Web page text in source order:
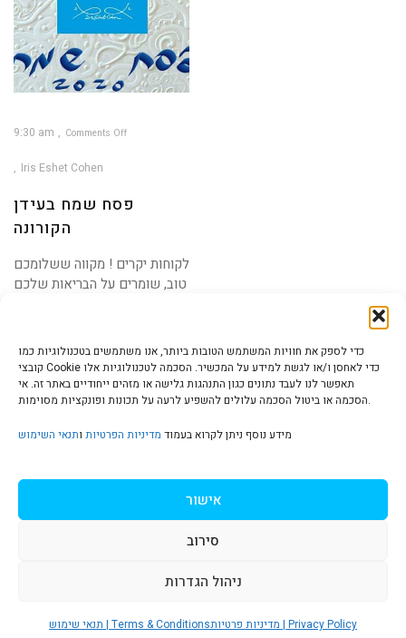
כדי לספק את חוויות המשתמש הטובות ביותר, אנו משתמשים בטכנולוגיות כמו
קובצי Cookie כדי לאחסן ו/או לגשת למידע על המכשיר. הסכמה לטכנולוגיות אלו
תאפשר לנו לעבד נתונים כגון התנהגות גלישה או מזהים ייחודיים באתר זה. אי
הסכמה או ביטול הסכמה עלולים להשפיע לרעה על תכונות ופונקציות מסוימות.
מידע נוסף ניתן לקרוא בעמוד מדיניות הפרטיות ותנאי השימוש
אישור
סירוב
ניהול הגדרות
תנאי שימוש | Terms & Conditions מדיניות פרטיות | Privacy Policy
9:30 am Comments Off
Iris Eshet Cohen
פסח שמח בעידן
הקורונה
לקוחות יקרים ! מקווה ששלומכם
טוב, שומרים על הבריאות שלכם
הצהרת נגישות | Accessibility
© כל הזכויות שמורות לאיריס עשת כהן-גלריה לאמנות